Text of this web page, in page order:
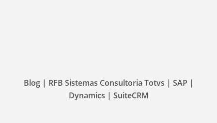
Blog | RFB Sistemas Consultoria Totvs | SAP |
Dynamics | SuiteCRM